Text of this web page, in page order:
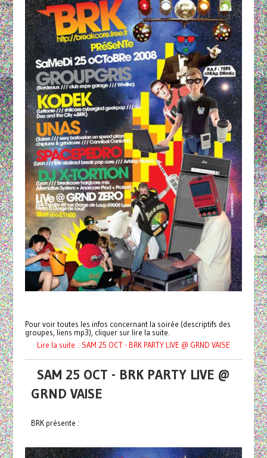
Pour voir toutes les infos concernant la soirée (descriptifs des
groupes, liens mp3), cliquer sur lire la suite.
Lire la suite : SAM 25 OCT - BRK PARTY LIVE @ GRND VAISE
SAM 25 OCT - BRK PARTY LIVE @
GRND VAISE
BRK présente :